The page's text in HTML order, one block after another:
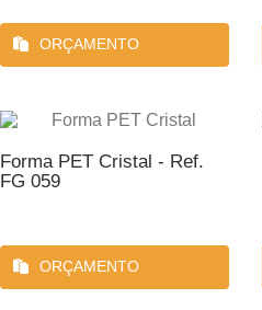
ORÇAMENTO
Forma PET Cristal - Ref.
FG 059
ORÇAMENTO